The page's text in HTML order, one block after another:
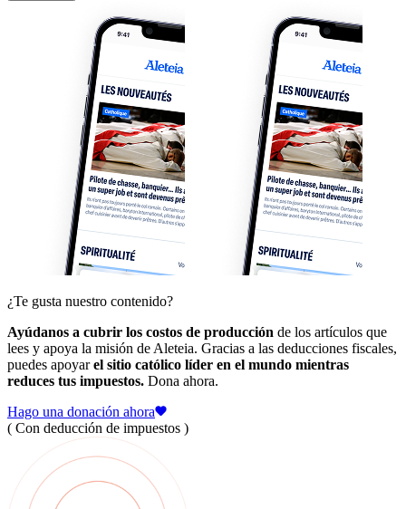
¿Te gusta nuestro contenido?
Ayúdanos a cubrir los costos de producción de los artículos que
lees y apoya la misión de Aleteia. Gracias a las deducciones fiscales,
puedes apoyarel sitio católico líder en el mundo mientras
reduces tus impuestos. Dona ahora.
Hago una donación ahora
( Con deducción de impuestos )